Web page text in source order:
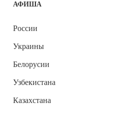
АФИША
России
Украины
Белорусии
Узбекистана
Казахстана